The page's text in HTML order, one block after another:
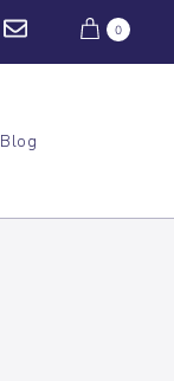
0
Blog